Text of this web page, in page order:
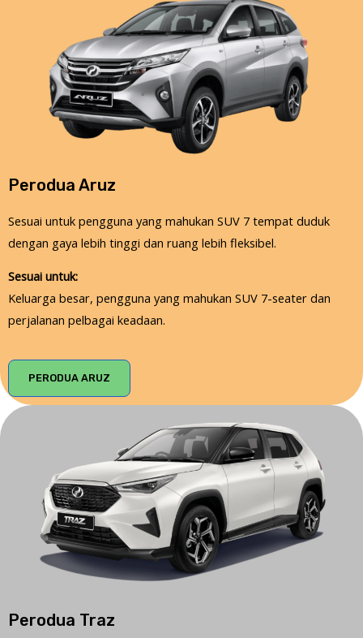
Perodua Aruz
Sesuai untuk pengguna yang mahukan SUV 7 tempat duduk
dengan gaya lebih tinggi dan ruang lebih fleksibel.
Sesuai untuk:
Keluarga besar, pengguna yang mahukan SUV 7-seater dan
perjalanan pelbagai keadaan.
PERODUA ARUZ
Perodua Traz